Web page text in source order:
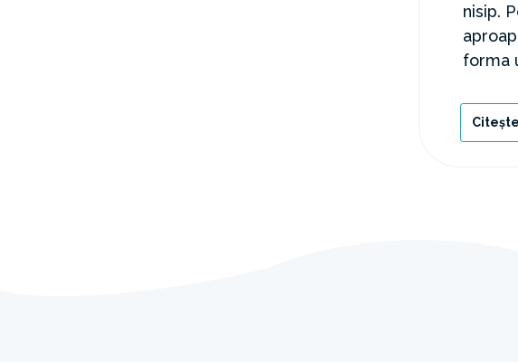
nisip.
forma
funcție